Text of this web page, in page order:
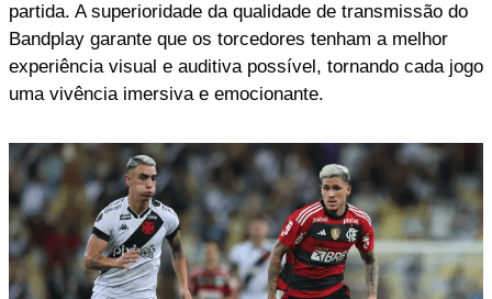
partida. A superioridade da qualidade de transmissão do
Bandplay garante que os torcedores tenham a melhor
experiência visual e auditiva possível, tornando cada jogo
uma vivência imersiva e emocionante.